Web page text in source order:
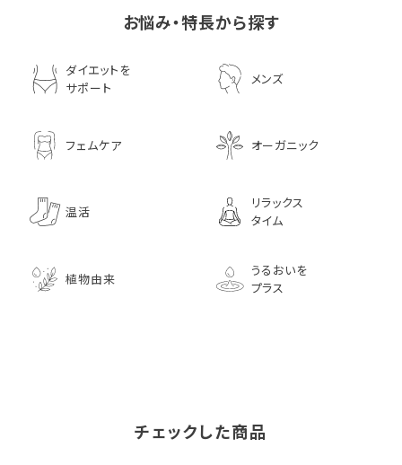
お悩み・特長から探す
ダイエットを
サポート
メンズ
フェムケア オーガニック
温活
リラックス
タイム
植物由来
うるおいを
プラス
チェックした商品